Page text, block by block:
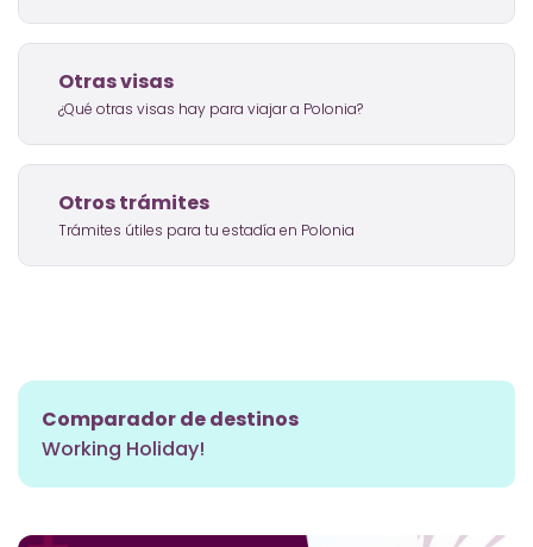
Otras visas
¿Qué otras visas hay para viajar a Polonia?
Otros trámites
Trámites útiles para tu estadía en Polonia
Comparador de destinos
Working Holiday!